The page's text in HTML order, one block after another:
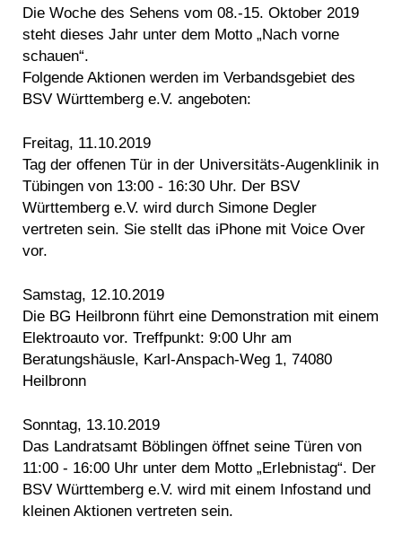
Die Woche des Sehens vom 08.-15. Oktober 2019
steht dieses Jahr unter dem Motto „Nach vorne
schauen“.
Folgende Aktionen werden im Verbandsgebiet des
BSV Württemberg e.V. angeboten:
Freitag, 11.10.2019
Tag der offenen Tür in der Universitäts-Augenklinik in
Tübingen von 13:00 - 16:30 Uhr. Der BSV
Württemberg e.V. wird durch Simone Degler
vertreten sein. Sie stellt das iPhone mit Voice Over
vor.
Samstag, 12.10.2019
Die BG Heilbronn führt eine Demonstration mit einem
Elektroauto vor. Treffpunkt: 9:00 Uhr am
Beratungshäusle, Karl-Anspach-Weg 1, 74080
Heilbronn
Sonntag, 13.10.2019
Das Landratsamt Böblingen öffnet seine Türen von
11:00 - 16:00 Uhr unter dem Motto „Erlebnistag“. Der
BSV Württemberg e.V. wird mit einem Infostand und
kleinen Aktionen vertreten sein.